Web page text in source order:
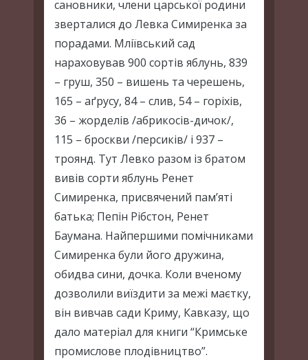
сановники, члени царської родини
зверталися до Левка Симиренка за
порадами. Мліївський сад
нараховував 900 сортів яблунь, 839
– груш, 350 – вишень та черешень,
165 – аґрусу, 84 – слив, 54 – горіхів,
36 – жорделів /абрикосів-дичок/,
115 – броскви /персиків/ і 937 –
троянд. Тут Левко разом із братом
вивів сорти яблунь Ренет
Симиренка, присвячений пам’яті
батька; Пепін Рібстон, Ренет
Баумана. Найпершими помічниками
Симиренка були його дружина,
обидва сини, дочка. Коли вченому
дозволили виїздити за межі маєтку,
він вивчав сади Криму, Кавказу, що
дало матеріал для книги “Кримське
промислове плодівництво”.